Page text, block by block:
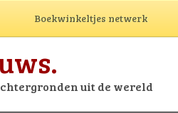
Boekwinkeltjes netwerk
uit de wereld